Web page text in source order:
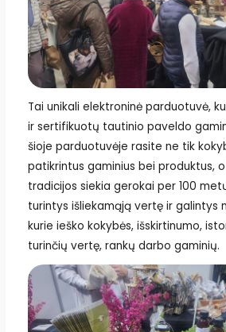
Tai unikali elektroninė parduotuvė,
ir sertifikuotų tautinio paveldo
šioje parduotuvėje rasite ne tik
patikrintus gaminius bei produktus,
tradicijos siekia gerokai per 100
turintys išliekamąją vertę ir galintys
kurie ieško kokybės, išskirtinumo,
turinčių vertę, rankų darbo gaminių.